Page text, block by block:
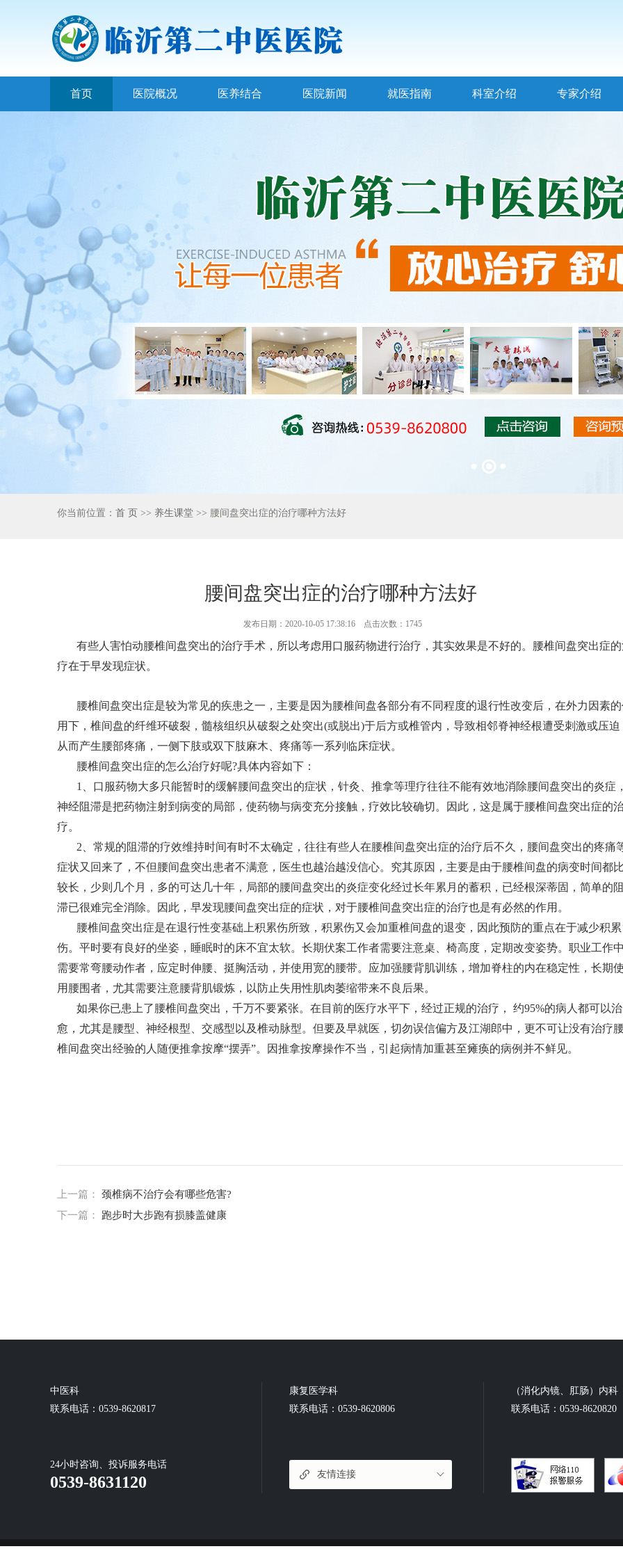
首页 医院概况 医养结合 医院新闻 就医指南 科室介绍 专家介绍
你当前位置： 首 页 >> 养生课堂 >> 腰间盘突出症的治疗哪种方法好
腰间盘突出症的治疗哪种方法好
发布日期：2020-10-05 17:38:16 点击次数：1745
有些人害怕动腰椎间盘突出的治疗手术，所以考虑用口服药物进行治疗，其实效果是不好的。腰椎间盘突出症
疗在于早发现症状。
腰椎间盘突出症是较为常见的疾患之一，主要是因为腰椎间盘各部分有不同程度的退行性改变后，在外力因素
用下，椎间盘的纤维环破裂，髓核组织从破裂之处突出(或脱出)于后方或椎管内，导致相邻脊神经根遭受刺激或压迫
从而产生腰部疼痛，一侧下肢或双下肢麻木、疼痛等一系列临床症状。
腰椎间盘突出症的怎么治疗好呢?具体内容如下：
1、口服药物大多只能暂时的缓解腰间盘突出的症状，针灸、推拿等理疗往往不能有效地消除腰间盘突出的炎症
神经阻滞是把药物注射到病变的局部，使药物与病变充分接触，疗效比较确切。因此，这是属于腰椎间盘突出症的
疗。
2、常规的阻滞的疗效维持时间有时不太确定，往往有些人在腰椎间盘突出症的治疗后不久，腰间盘突出的疼痛
症状又回来了，不但腰间盘突出患者不满意，医生也越治越没信心。究其原因，主要是由于腰椎间盘的病变时间都
较长，少则几个月，多的可达几十年，局部的腰间盘突出的炎症变化经过长年累月的蓄积，已经根深蒂固，简单的
滞已很难完全消除。因此，早发现腰间盘突出症的症状，对于腰椎间盘突出症的治疗也是有必然的作用。
腰椎间盘突出症是在退行性变基础上积累伤所致，积累伤又会加重椎间盘的退变，因此预防的重点在于减少积累
伤。平时要有良好的坐姿，睡眠时的床不宜太软。长期伏案工作者需要注意桌、椅高度，定期改变姿势。职业工作
需要常弯腰动作者，应定时伸腰、挺胸活动，并使用宽的腰带。应加强腰背肌训练，增加脊柱的内在稳定性，长期
用腰围者，尤其需要注意腰背肌锻炼，以防止失用性肌肉萎缩带来不良后果。
如果你已患上了腰椎间盘突出，千万不要紧张。在目前的医疗水平下，经过正规的治疗， 约95%的病人都可以治
愈，尤其是腰型、神经根型、交感型以及椎动脉型。但要及早就医，切勿误信偏方及江湖郎中，更不可让没有治疗
椎间盘突出经验的人随便推拿按摩“摆弄”。因推拿按摩操作不当，引起病情加重甚至瘫痪的病例并不鲜见。
上一篇： 颈椎病不治疗会有哪些危害?
下一篇： 跑步时大步跑有损膝盖健康
中医科
联系电话：0539-8620817
24小时咨询、投诉服务电话
0539-8631120
康复医学科
联系电话：0539-8620806
友情连接
（消化内镜、肛肠）内科
联系电话：0539-8620820